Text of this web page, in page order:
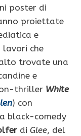
poster di
proiettate
e
che
trovate una
e
thriller White
) con
black-comedy
di Glee, del